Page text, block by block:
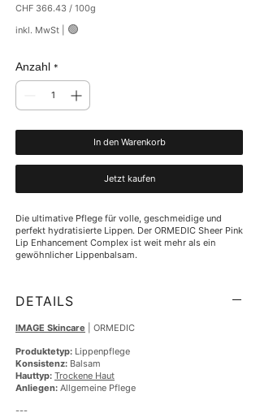
CHF 366.43 / 100g
pro
inkl. MwSt 🟢
Anzahl *
In den Warenkorb
Jetzt kaufen
Die ultimative Pflege für volle, geschmeidige und
perfekt hydratisierte Lippen. Der ORMEDIC Sheer Pink
Lip Enhancement Complex ist weit mehr als ein
gewöhnlicher Lippenbalsam.
DETAILS
IMAGE Skincare | ORMEDIC
Produktetyp: Lippenpflege
Konsistenz: Balsam
Hauttyp: Trockene Haut
Anliegen: Allgemeine Pflege
---